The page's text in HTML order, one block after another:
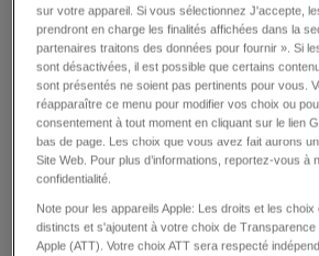
DOPAGE
L'AMA fait un premier pas
0 0
sur votre appareil. Si vous sélectionnez J'accepte,
prendront en charge les finalités affichées dans la
partenaires traitons des données pour fournir ». Si
sont désactivées, il est possible que certains
sont présentés ne soient pas pertinents pour vous.
réapparaître ce menu pour modifier vos choix ou
consentement à tout moment en cliquant sur le lien
bas de page. Les choix que vous avez fait aurons
Site Web. Pour plus d’informations, reportez-vous à
confidentialité.
Note pour les appareils Apple: Les droits et les
distincts et s'ajoutent à votre choix de Transparence
Apple (ATT). Votre choix ATT sera respecté